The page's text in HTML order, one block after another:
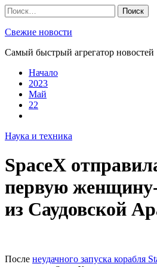
Skip
to
content
Найти:
Свежие новости
Самый быстрый агрегатор новостей
Начало
2023
Май
22
Наука и техника
SpaceX
первую
из Саудовской
После неудачного запуска корабля